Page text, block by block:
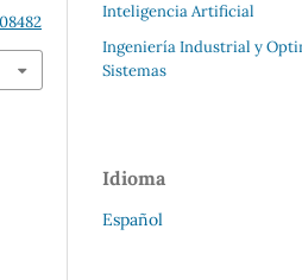
Inteligencia Artificial
Ingeniería Industrial y
Sistemas
Idioma
Español